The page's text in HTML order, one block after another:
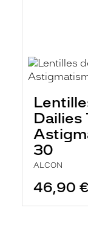
Dailies
30
ALCON
46,90 €